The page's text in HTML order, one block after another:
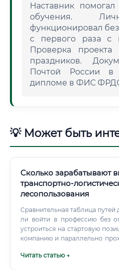
Наставник
обучения.
функционировал
с первого раза с
Проверка проекта
праздников.
Почтой России
дипломе в ФИС
💡 Может быть
Сколько зарабатывают
транспортно-
лесопользования
Сравнительная таблица путей для
ли войти в профессию без
устроиться на стартовую
компанию и параллельно
карьерный рост.
Читать статью →